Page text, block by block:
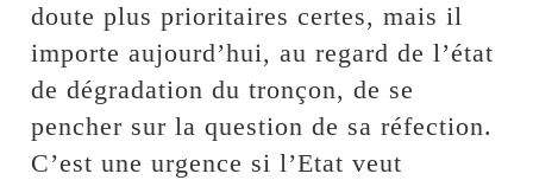
doute plus prioritaires certes, mais il
importe aujourd’hui, au regard de l’état
de dégradation du tronçon, de se
pencher sur la question de sa réfection.
C’est une urgence si l’Etat veut